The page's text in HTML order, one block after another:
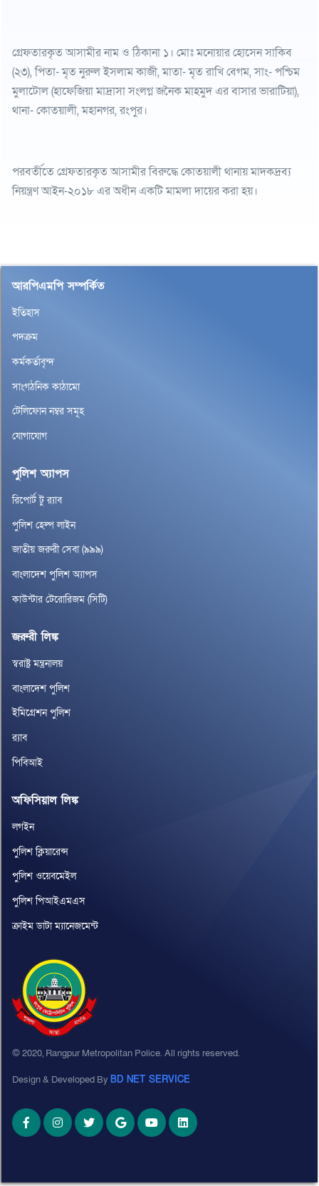
গ্রেফতারকৃত আসামীর নাম ও ঠিকানা ১। মোঃ মনোয়ার হোসেন সাকিব
(২৩), পিতা- মৃত নুরুল ইসলাম কাজী, মাতা- মৃত রাখি বেগম, সাং- পশ্চিম
মুলাটোল (হাফেজিয়া মাদ্রাসা সংলগ্ন জনৈক মাহমুদ এর বাসার ভারাটিয়া),
থানা- কোতয়ালী, মহানগর, রংপুর।
পরবর্তীতে গ্রেফতারকৃত আসামীর বিরুদ্ধে কোতয়ালী থানায় মাদকদ্রব্য
নিয়ন্ত্রণ আইন-২০১৮ এর অধীন একটি মামলা দায়ের করা হয়।
আরপিএমপি সম্পর্কিত
ইতিহাস
পদক্রম
কর্মকর্তাবৃন্দ
সাংগঠনিক কাঠামো
টেলিফোন নম্বর সমূহ
যোগাযোগ
পুলিশ অ্যাপস
রিপোর্ট টু র‌্যাব
পুলিশ হেল্প লাইন
জাতীয় জরুরী সেবা (৯৯৯)
বাংলাদেশ পুলিশ অ্যাপস
কাউন্টার টেরোরিজম (সিটি)
জরুরী লিঙ্ক
স্বরাষ্ট্র মন্ত্রনালয়
বাংলাদেশ পুলিশ
ইমিগ্রেশন পুলিশ
র‌্যাব
পিবিআই
অফিসিয়াল লিঙ্ক
লগইন
পুলিশ ক্লিয়ারেন্স
পুলিশ ওয়েবমেইল
পুলিশ পিআইএমএস
ক্রাইম ডাটা ম্যানেজমেন্ট
© 2020, Rangpur Metropolitan Police. All rights reserved.
Design & Developed By BD NET SERVICE